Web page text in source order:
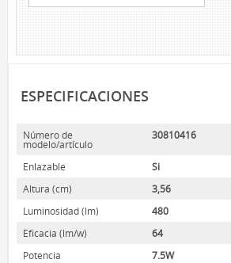
QUIÉNES SOMOS
CONTACTO
ESPECIFICACIONES
Número de
modelo/artículo
30810416
Enlazable
Si
Altura (cm)
3,56
Luminosidad (lm)
480
Eficacia (lm/w)
64
Potencia
7.5W